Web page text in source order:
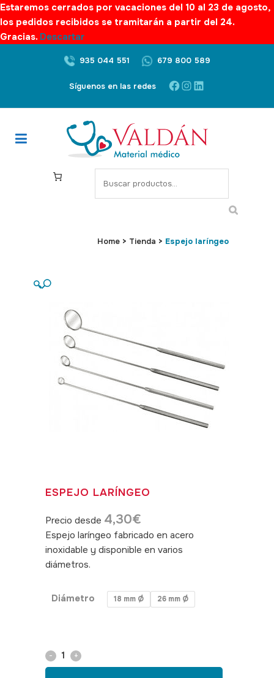
Estaremos cerrados por vacaciones del 10 al 23 de agosto,
los pedidos recibidos se tramitarán a partir del 24.
Gracias. Descartar
935 044 551 679 800 589
Síguenos en las redes Facebook
Instagram
LinkedIn
S
e
Home > Tienda > Espejo laríngeo
🔍
ESPEJO LARÍNGEO
Precio desde 4,30€
Espejo laríngeo fabricado en acero
inoxidable y disponible en varios
diámetros.
Diámetro 18 mm Ø 26 mm Ø
Espejo